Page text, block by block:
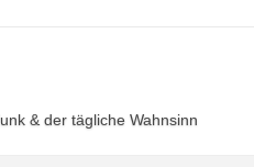
& der tägliche Wahnsinn